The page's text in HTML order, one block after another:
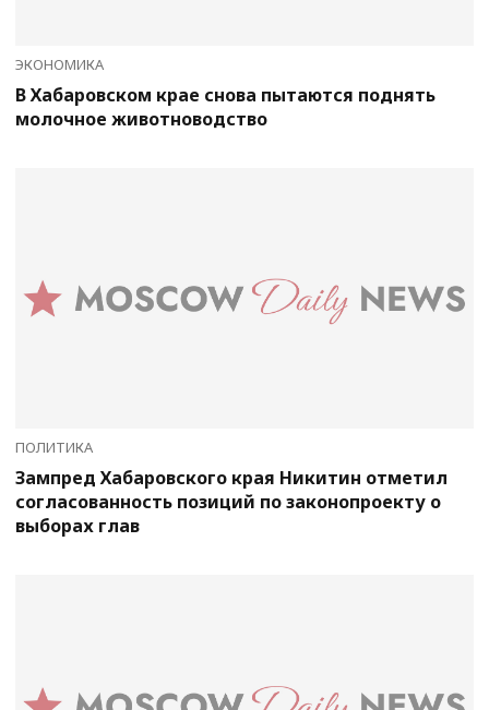
ЭКОНОМИКА
В Хабаровском крае снова пытаются поднять
молочное животноводство
ПОЛИТИКА
Зампред Хабаровского края Никитин отметил
согласованность позиций по законопроекту о
выборах глав